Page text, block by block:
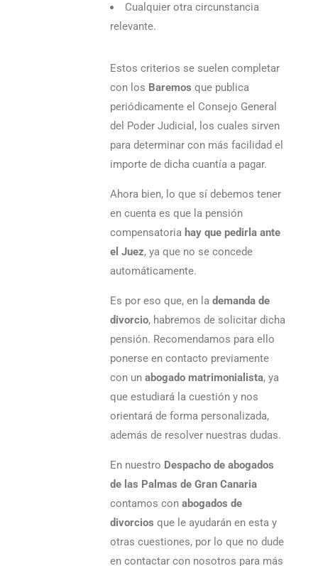
Cualquier otra circunstancia
relevante.
Estos criterios se suelen completar
con los Baremos que publica
periódicamente el Consejo General
del Poder Judicial, los cuales sirven
para determinar con más facilidad el
importe de dicha cuantía a pagar.
Ahora bien, lo que sí debemos tener
en cuenta es que la pensión
compensatoria hay que pedirla ante
el Juez, ya que no se concede
automáticamente.
Es por eso que, en la demanda de
divorcio, habremos de solicitar dicha
pensión. Recomendamos para ello
ponerse en contacto previamente
con un abogado matrimonialista, ya
que estudiará la cuestión y nos
orientará de forma personalizada,
además de resolver nuestras dudas.
En nuestro Despacho de abogados
de las Palmas de Gran Canaria
contamos con abogados de
divorcios que le ayudarán en esta y
otras cuestiones, por lo que no dude
en contactar con nosotros para más